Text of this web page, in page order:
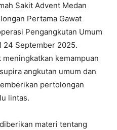
Sakit Advent Medan
Pertama Gawat
Pengangkutan Umum
24 September 2025.
kemampuan
angkutan umum dan
pertolongan
lintas.
materi tentang